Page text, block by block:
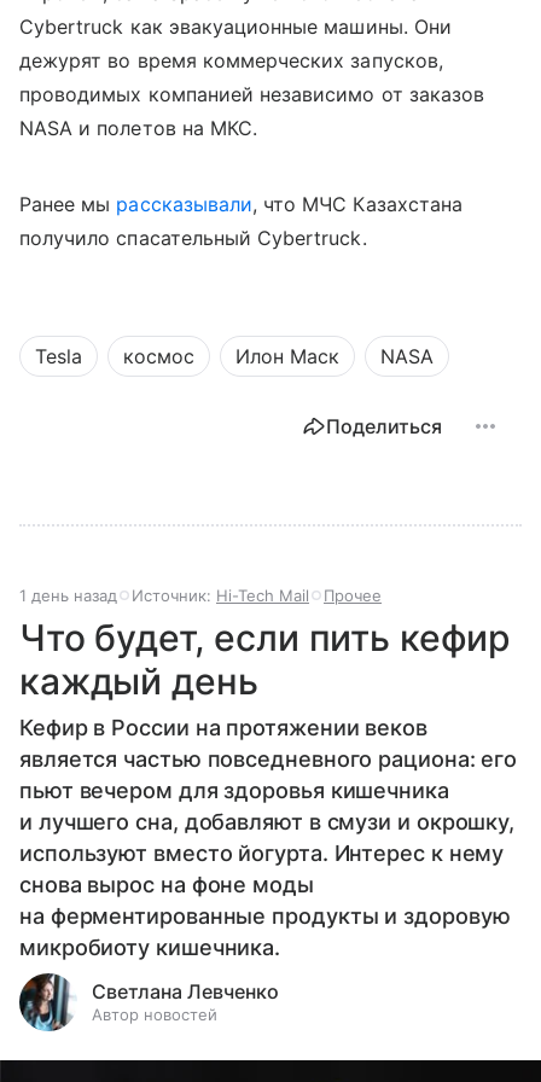
Cybertruck как эвакуационные машины. Они
дежурят во время коммерческих запусков,
проводимых компанией независимо от заказов
NASA и полетов на МКС.
Ранее мы рассказывали, что МЧС Казахстана
получило спасательный Cybertruck.
Tesla космос Илон Маск NASA
Поделиться
1 день назад Источник: Hi-Tech Mail Прочее
Что будет, если пить кефир
каждый день
Кефир в России на протяжении веков
является частью повседневного рациона: его
пьют вечером для здоровья кишечника
и лучшего сна, добавляют в смузи и окрошку,
используют вместо йогурта. Интерес к нему
снова вырос на фоне моды
на ферментированные продукты и здоровую
микробиоту кишечника.
Светлана Левченко
Автор новостей